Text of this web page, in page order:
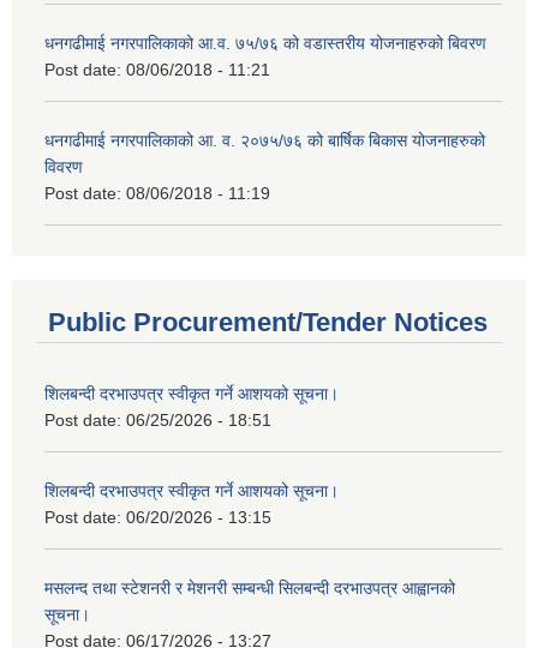
धनगढीमाई नगरपालिकाको आ.व. ७५/७६ को वडास्तरीय योजनाहरुको बिवरण
Post date: 08/06/2018 - 11:21
धनगढीमाई नगरपालिकाको आ. व. २०७५/७६ को बार्षिक बिकास योजनाहरुको
विवरण
Post date: 08/06/2018 - 11:19
Public Procurement/Tender Notices
शिलबन्दी दरभाउपत्र स्वीकृत गर्ने आशयको सूचना।
Post date: 06/25/2026 - 18:51
शिलबन्दी दरभाउपत्र स्वीकृत गर्ने आशयको सूचना।
Post date: 06/20/2026 - 13:15
मसलन्द तथा स्टेशनरी र मेशनरी सम्बन्धी सिलबन्दी दरभाउपत्र आह्वानको
सूचना।
Post date: 06/17/2026 - 13:27